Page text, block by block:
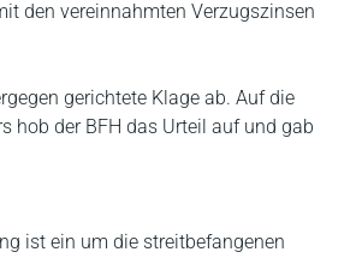
den vereinnahmten Verzugszinsen
gerichtete Klage ab. Auf die
hob der BFH das Urteil auf und gab
ist ein um die streitbefangenen